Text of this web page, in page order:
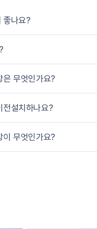
좋나요?
은 무엇인가요?
전설치하나요?
이 무엇인가요?